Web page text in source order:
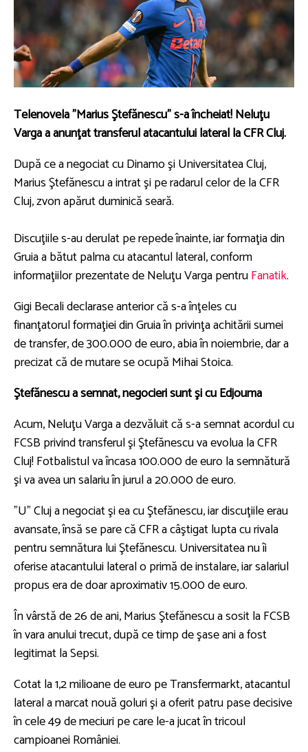
Telenovela "Marius Ştefănescu" s-a încheiat! Neluţu
Varga a anunţat transferul atacantului lateral la CFR Cluj.
După ce a negociat cu Dinamo şi Universitatea Cluj,
Marius Ştefănescu a intrat şi pe radarul celor de la CFR
Cluj, zvon apărut duminică seară.
Discuţiile s-au derulat pe repede înainte, iar formaţia din
Gruia a bătut palma cu atacantul lateral, conform
informaţiilor prezentate de Neluţu Varga pentruFanatik.
Gigi Becali declarase anterior că s-a înţeles cu
finanţatorul formaţiei din Gruia în privinţa achitării sumei
de transfer, de 300.000 de euro, abia în noiembrie, dar a
precizat că de mutare se ocupă Mihai Stoica.
Ştefănescu a semnat, negocieri sunt şi cu Edjouma
Acum, Neluţu Varga a dezvăluit că s-a semnat acordul cu
FCSB privind transferul şi Ştefănescu va evolua la CFR
Cluj! Fotbalistul va încasa 100.000 de euro la semnătură
şi va avea un salariu în jurul a 20.000 de euro.
"U" Cluj a negociat şi ea cu Ştefănescu, iar discuţiile erau
avansate, însă se pare că CFR a câştigat lupta cu rivala
pentru semnătura lui Ştefănescu. Universitatea nu îi
oferise atacantului lateral o primă de instalare, iar salariul
propus era de doar aproximativ 15.000 de euro.
În vârstă de 26 de ani, Marius Ştefănescu a sosit la FCSB
în vara anului trecut, după ce timp de şase ani a fost
legitimat la Sepsi.
Cotat la 1,2 milioane de euro pe Transfermarkt, atacantul
lateral a marcat nouă goluri şi a oferit patru pase decisive
în cele 49 de meciuri pe care le-a jucat în tricoul
campioanei României.